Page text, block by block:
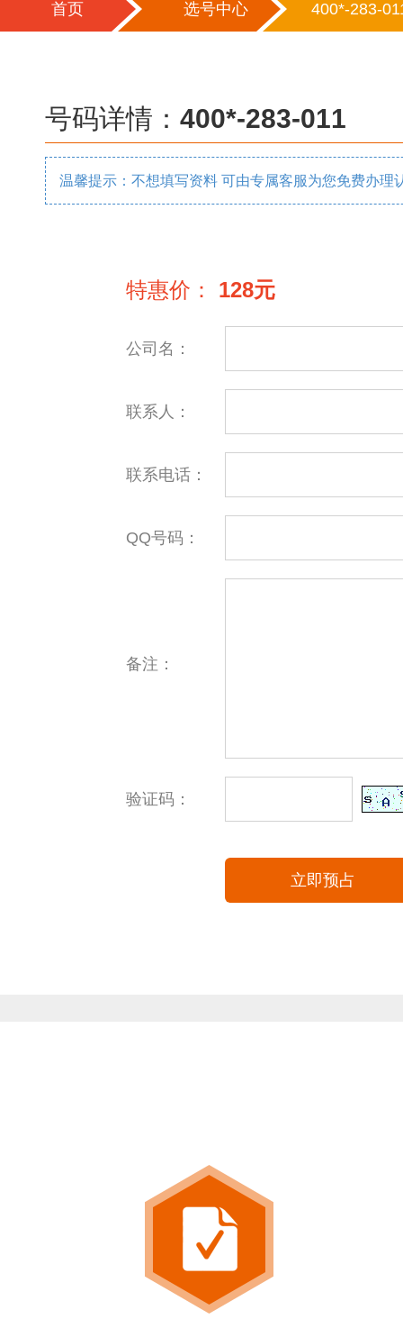
首页 选号中心 400*-283-
号码详情： 400*-283-011
温馨提示：不想填写资料 可由专属客服为您免费办理
特惠价： 128元
公司名：
联系人：
联系电话：
QQ号码：
备注：
验证码：